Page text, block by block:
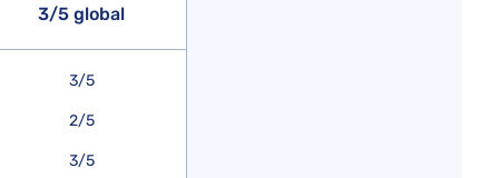
3/5 global
3/5
2/5
3/5